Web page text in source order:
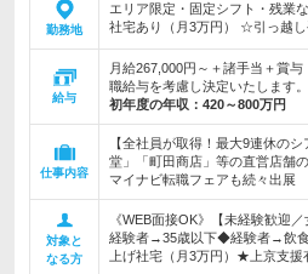
勤務地
エリア限定・固定シフト・残業
社宅あり（月3万円） ☆引っ越し
給与
月給267,000円～＋諸手当＋賞
職給与を考慮し決定いたします
初年度の年収： 420～800万円
仕事内容
【全社員が取得！最大9連休の
堂」「町田商店」等の直営店舗
マイナビ転職フェアも続々出展
対象と
なる方
《WEB面接OK》【未経験歓迎
経験者→35歳以下◆経験者→飲
上げ社宅（月3万円）★上京支援